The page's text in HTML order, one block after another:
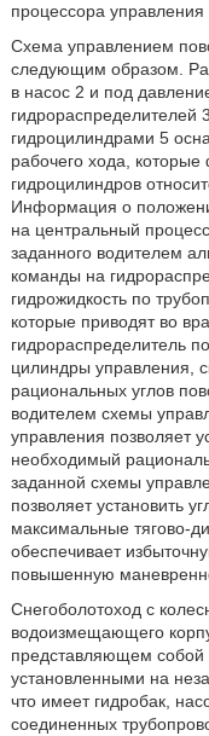
процессора управления
Схема управлением
следующим образом.
в насос 2 и под
гидрораспределителей
гидроцилиндрами 5
рабочего хода,
гидроцилиндров
Информация о
на центральный
заданного водителем
команды на
гидрожидкость по
которые приводят во
гидрораспределитель
цилиндры управления,
рациональных углов
водителем схемы
управления позволяет
необходимый
заданной схемы
позволяет установить
максимальные тягово-
обеспечивает
повышенную
Снегоболотоход с
водоизмещающего
представляющем собой
установленными на
что имеет гидробак,
соединенных